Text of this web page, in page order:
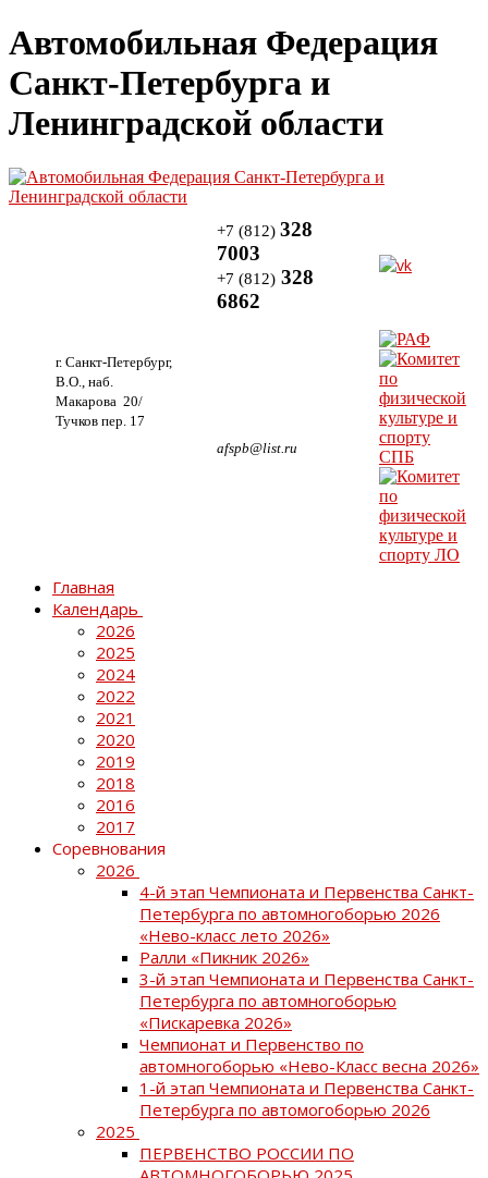
Автомобильная Федерация
Санкт-Петербурга и
Ленинградской области
г. Санкт-Петербург,
В.О., наб.
Макарова 20/
Тучков пер. 17
+7 (812) 328
7003
+7 (812) 328
6862
afspb@list.ru
Главная
Календарь
2026
2025
2024
2022
2021
2020
2019
2018
2016
2017
Соревнования
2026
4-й этап Чемпионата и Первенства Санкт-
Петербурга по автомногоборью 2026
«Нево-класс лето 2026»
Ралли «Пикник 2026»
3-й этап Чемпионата и Первенства Санкт-
Петербурга по автомногоборью
«Пискаревка 2026»
Чемпионат и Первенство по
автомногоборью «Нево-Класс весна 2026»
1-й этап Чемпионата и Первенства Санкт-
Петербурга по автомогоборью 2026
2025
ПЕРВЕНСТВО РОССИИ ПО